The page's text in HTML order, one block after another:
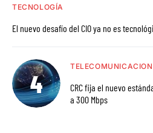
TECNOLOGÍA
El nuevo desafío del CIO ya no es
CRC fija el nuevo
a 300 Mbps